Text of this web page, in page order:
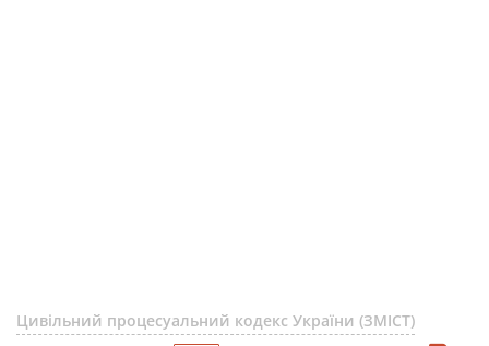
Цивільний процесуальний кодекс України (ЗМІСТ)